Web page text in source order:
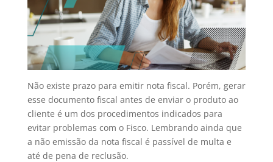
Não existe prazo para emitir nota fiscal. Porém, gerar
esse documento fiscal antes de enviar o produto ao
cliente é um dos procedimentos indicados para
evitar problemas com o Fisco. Lembrando ainda que
a não emissão da nota fiscal é passível de multa e
até de pena de reclusão.